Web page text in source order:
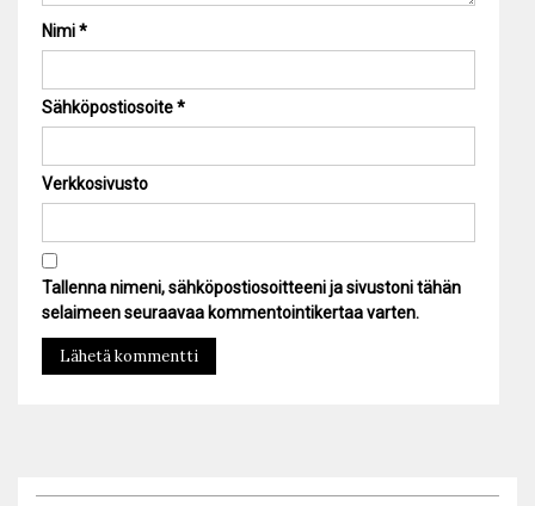
Nimi*
Sähköpostiosoite*
Verkkosivusto
Tallenna nimeni, sähköpostiosoitteeni ja sivustoni tähän
selaimeen seuraavaa kommentointikertaa varten.